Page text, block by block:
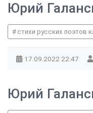
Юрий
стихи русских поэтов
17.09.2022 22:47
Юрий